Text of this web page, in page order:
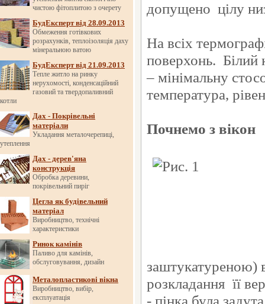
чистою фітоплитою з очерету
БудЕксперт від 28.09.2013
Обмеження готівкових
розрахунків, теплоізоляція даху
мінеральною ватою
БудЕксперт від 21.09.2013
Тепле житло на ринку
нерухомості, конденсаційний
газовий та твердопаливний
котли
Дах - Покрівельні
матеріали
Укладання металочерепиці,
утеплення
Дах - дерев'яна
конструкція
Обробка деревини,
покрівельний пиріг
Цегла як будівельний
матеріал
Виробництво, технічні
характеристики
Ринок камінів
Паливо для камінів,
обслуговування, дизайн
Металопластикові вікна
Виробництво, вибір,
експлуатація
допущено цілу
На всіх
поверхонь. Білий
– мінімальну
температура,
Почнемо з вікон
заштукатуреною)
розкладання її
- пінка була